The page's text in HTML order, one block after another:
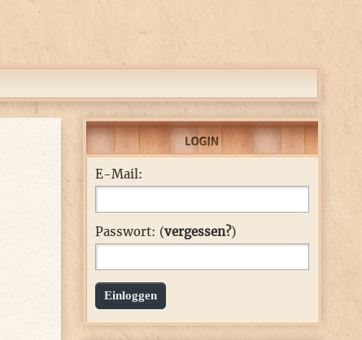
E-Mail:
Passwort: (vergessen?)
Einloggen